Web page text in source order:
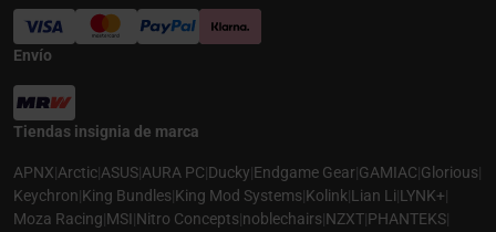
Envío
Tiendas insignia de marca
APNX|Arctic|ASUS|AURA PC|Ducky|Endgame Gear|GAMIAC|Glorious|
Keychron|King Bundles|King Mod Systems|Kolink|Lian Li|LYNK+|
Moza Racing|MSI|Nitro Concepts|noblechairs|NZXT|PHANTEKS|